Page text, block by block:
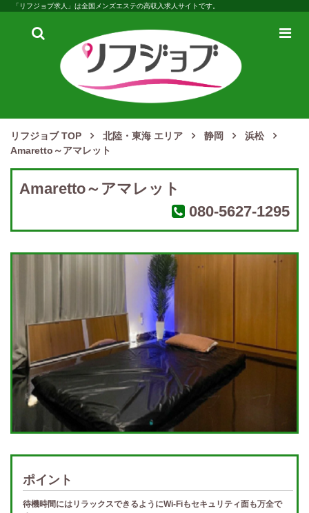
「リフジョブ求人」は全国メンズエステの高収入求人サイトです。
検
メ
リフジョブ TOP 北陸・東海 エリア 静岡
浜松
Amaretto～アマレット
Amaretto～アマレット
080-5627-1295
ポイント
待機時間にはリラックスできるようにWi-Fiもセキュリティ面も万全で